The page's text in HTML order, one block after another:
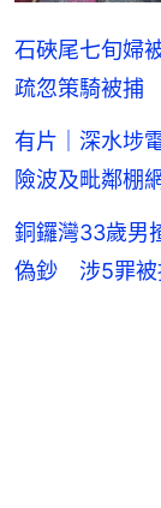
石硤尾七旬婦
疏忽策騎被捕
有片｜深水埗
險波及毗鄰棚
銅鑼灣33歲男
偽鈔 涉5罪被